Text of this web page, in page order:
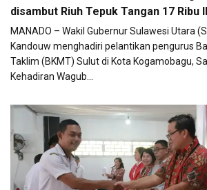
disambut Riuh Tepuk Tangan 17 Ribu
MANADO – Wakil Gubernur Sulawesi Utara
Kandouw menghadiri pelantikan pengurus
Taklim (BKMT) Sulut di Kota Kogamobagu,
Kehadiran Wagub…